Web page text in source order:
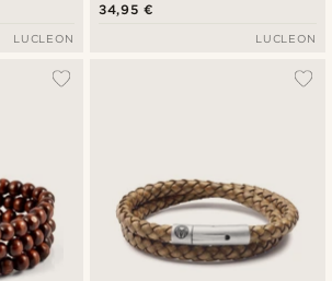
LUCLEON
34,95 €
LUCLEON